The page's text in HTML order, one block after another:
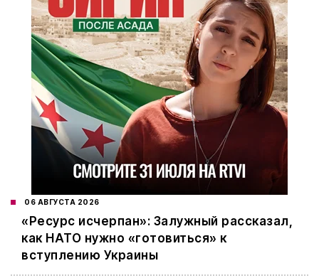
06 АВГУСТА 2026
«Ресурс исчерпан»: Залужный рассказал,
как НАТО нужно «готовиться» к
вступлению Украины